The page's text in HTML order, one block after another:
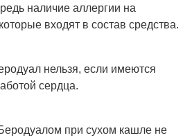
наличие аллергии на
входят в состав средства.
нельзя, если имеются
сердца.
при сухом кашле не